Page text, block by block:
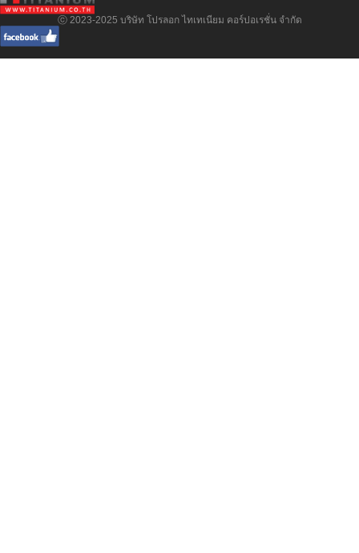
ⓒ 2023-2025 บริษัท โปรลอก ไทเทเนียม คอร์ปอเรชั่น จำกัด